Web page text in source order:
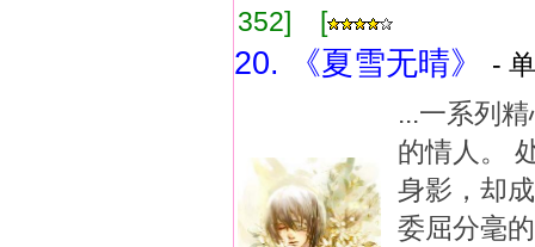
352] [
20. 《夏雪无晴》
-
...一系列
的情人。
身影，却
委屈分毫